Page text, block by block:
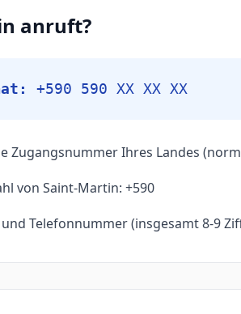
anruft?
+590 590 XX XX XX
Zugangsnummer Ihres Landes
von Saint-Martin: +590
Telefonnummer (insgesamt 8-9